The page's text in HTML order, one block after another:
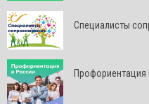
Специалисты
Профориентация